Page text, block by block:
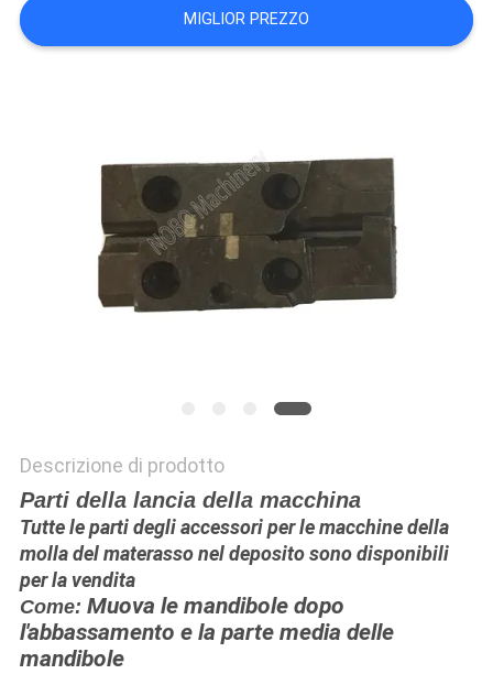
MAPPA
DEL
NORME
PRIVACY
MIGLIOR PREZZO
Descrizione di prodotto
Parti della lancia della macchina
Tutte le parti degli accessori per le macchine della
molla del materasso nel deposito sono disponibili
per la vendita
Come: Muova le mandibole dopo
l'abbassamento e la parte media delle
mandibole